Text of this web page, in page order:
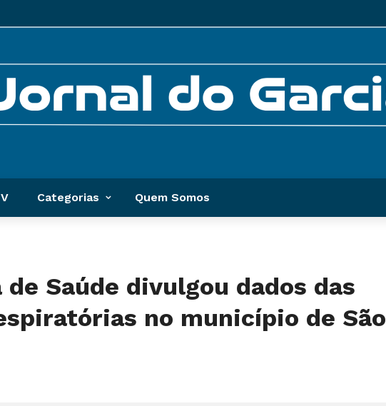
Categorias Quem Somos
Saúde divulgou dados das
no município de São